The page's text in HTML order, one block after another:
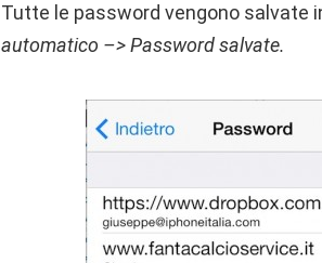
Tutte le password vengono salvate
automatico –> Password salvate.